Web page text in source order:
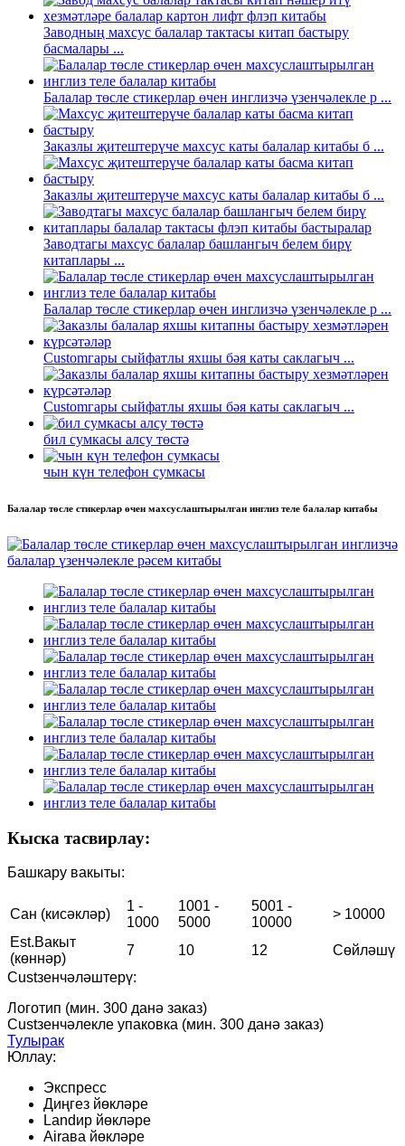
Заводның махсус балалар тактасы китап бастыру
басмалары ...
Балалар төсле стикерлар өчен инглизчә үзенчәлекле p ...
Заказлы җитештерүче махсус каты балалар китабы б ...
Заказлы җитештерүче махсус каты балалар китабы б ...
Заводтагы махсус балалар башлангыч белем бирү
китаплары ...
Балалар төсле стикерлар өчен инглизчә үзенчәлекле p ...
Customгары сыйфатлы яхшы бәя каты саклагыч ...
Customгары сыйфатлы яхшы бәя каты саклагыч ...
бил сумкасы алсу төстә
чын күн телефон сумкасы
Балалар төсле стикерлар өчен махсуслаштырылган инглиз теле балалар китабы
Кыска тасвирлау:
Башкару вакыты:
Сан (кисәкләр)
1 -
1000
1001 -
5000
5001 -
10000
> 10000
Est.Вакыт
(көннәр)
7 10 12
Сөйләшү
Custзенчәләштерү:
Логотип (мин. 300 данә заказ)
Custзенчәлекле упаковка (мин. 300 данә заказ)
Тулырак
Юллау:
Экспресс
Диңгез йөкләре
Landир йөкләре
Airава йөкләре